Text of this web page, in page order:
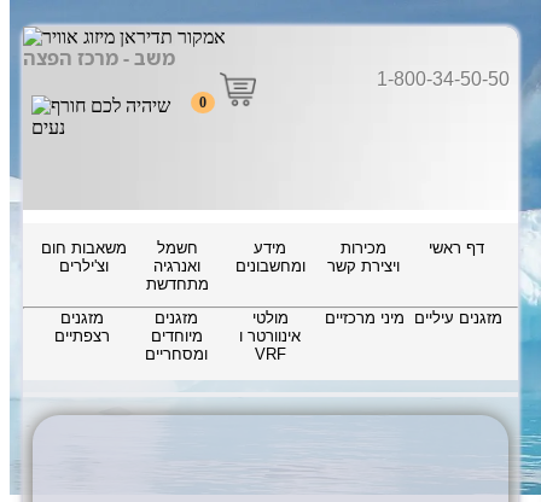
משב - מרכז הפצה
1-800-34-50-50
0
דף ראשי
מכירות
ויצירת קשר
מידע
ומחשבונים
חשמל
ואנרגיה
מתחדשת
משאבות חום
וצ'ילרים
מזגנים עיליים מיני מרכזיים
מולטי
אינוורטר ו
VRF
מזגנים
מיוחדים
ומסחריים
מזגנים
רצפתיים